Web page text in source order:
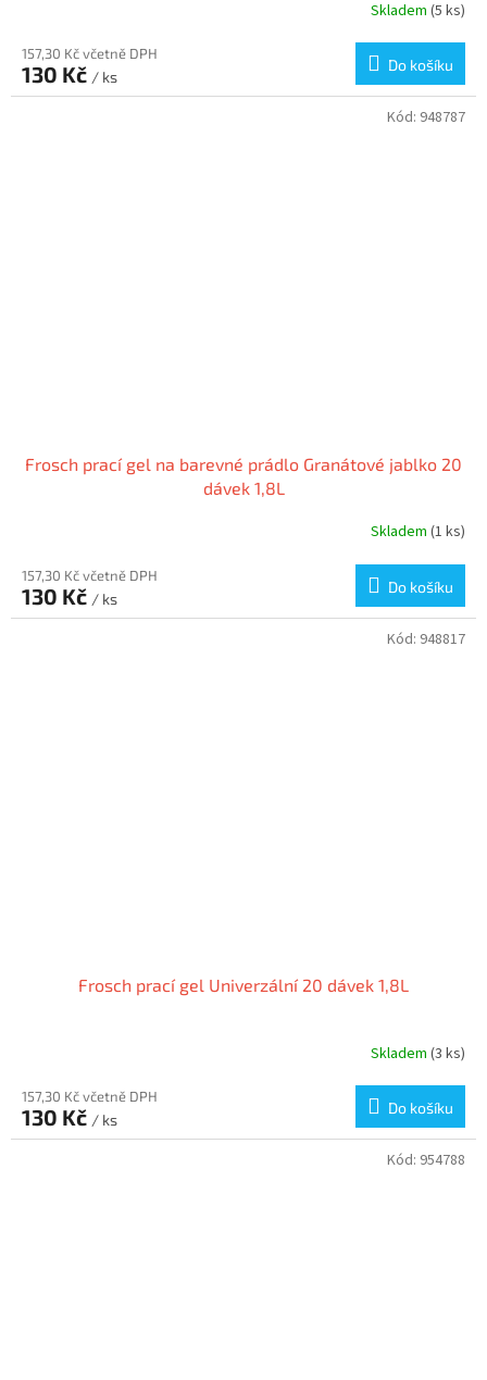
Skladem (5 ks)
157,30 Kč včetně DPH
130 Kč / ks
Do košíku
Frosch prací gel na barevné prádlo Granátové jablko 20
dávek 1,8L
Skladem (1 ks)
157,30 Kč včetně DPH
130 Kč / ks
Do košíku
Kód: 948787
Frosch prací gel Univerzální 20 dávek 1,8L
Skladem (3 ks)
157,30 Kč včetně DPH
130 Kč / ks
Do košíku
Kód: 948817
Kód: 954788